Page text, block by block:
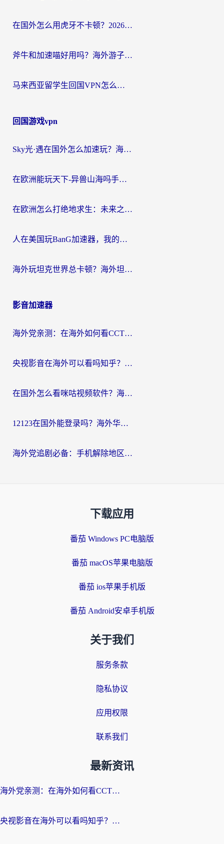
在国外怎么用虎牙不卡顿？2026海外华人亲测有效的回国加速器选择指南
斧牛和加速喵好用吗？海外游子的真实选择困境
马来西亚留学生回国VPN怎么选？3个避坑点+1款实测好用的加速器推荐
回国游戏vpn
Sky光·遇在国外怎么加速玩？海外党亲测有效的国服游戏加速指南
在欧洲能玩天下-异兽山海吗手游？海外玩家的加速器生存指南
在欧洲怎么打绝地求生：未来之役不卡？留学生亲测的加速器避坑指南
人在美国玩BanG加速器，我的延迟终于绿了
海外玩坦克世界总卡顿？海外坦克世界加速器有哪些？实测好用的选择在这里
影音加速器
海外党亲测：在海外如何看CCTV？告别“仅限大陆播放”的实用指南
央视影音在海外可以看吗知乎？留学生亲测：3步解决地域限制+追剧自由
在国外怎么看咪咕视频软件？海外党亲测有效的回国加速方案
12123在国外能登录吗？海外华人必看的回国加速实用指南
海外党追剧必备：手机解除地区限制app怎么选？解决央视视频&国内剧地区限制全指南
下载应用
番茄 Windows PC电脑版
番茄 macOS苹果电脑版
番茄 ios苹果手机版
番茄 Android安卓手机版
关于我们
服务条款
隐私协议
应用权限
联系我们
最新资讯
海外党亲测：在海外如何看CCTV？告别“仅限大陆播放”的实用指南
央视影音在海外可以看吗知乎？留学生亲测：3步解决地域限制+追剧自由